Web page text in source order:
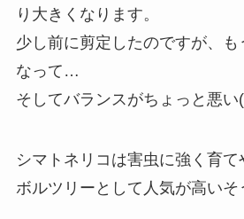
り大きくなります。
少し前に剪定したのですが、も
なって…
そしてバランスがちょっと悪い
シマトネリコは害虫に強く育
ボルツリーとして人気が高いそ